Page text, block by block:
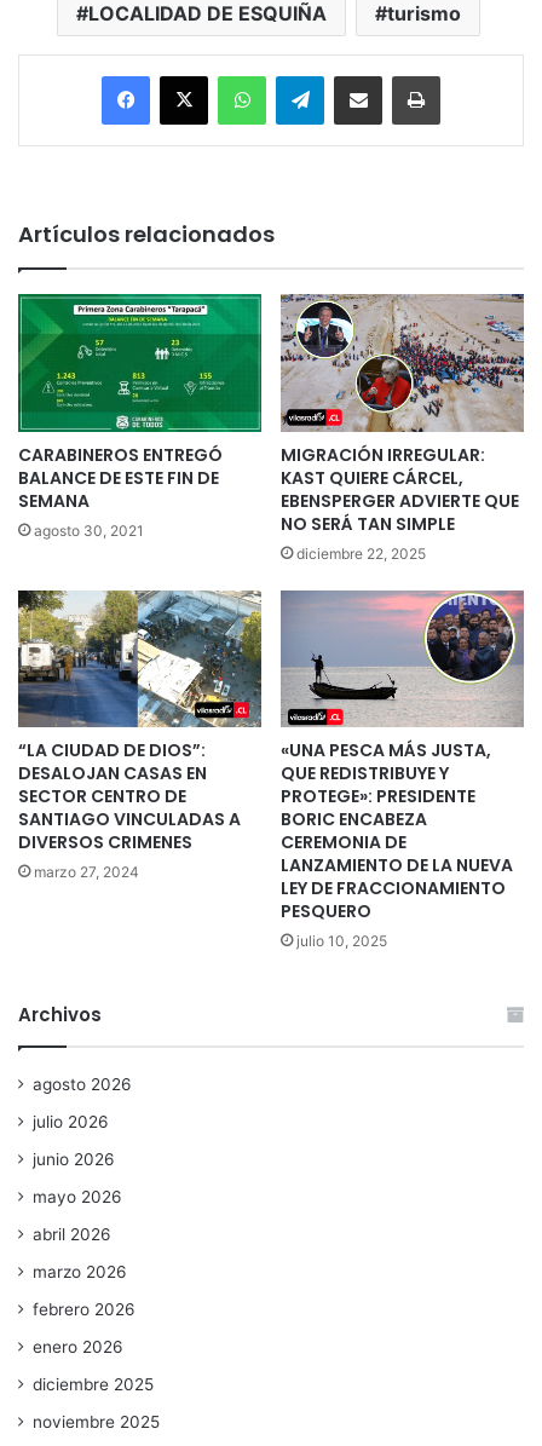
LOCALIDAD DE ESQUIÑA turismo
Facebook
X WhatsAppTelegramEnviar vía email Imprimir
Artículos relacionados
CARABINEROS ENTREGÓ
BALANCE DE ESTE FIN DE
SEMANA
agosto 30, 2021
MIGRACIÓN IRREGULAR:
KAST QUIERE CÁRCEL,
EBENSPERGER ADVIERTE QUE
NO SERÁ TAN SIMPLE
diciembre 22, 2025
“LA CIUDAD DE DIOS”:
DESALOJAN CASAS EN
SECTOR CENTRO DE
SANTIAGO VINCULADAS A
DIVERSOS CRIMENES
marzo 27, 2024
«UNA PESCA MÁS JUSTA,
QUE REDISTRIBUYE Y
PROTEGE»: PRESIDENTE
BORIC ENCABEZA
CEREMONIA DE
LANZAMIENTO DE LA NUEVA
LEY DE FRACCIONAMIENTO
PESQUERO
julio 10, 2025
Archivos
agosto 2026
julio 2026
junio 2026
mayo 2026
abril 2026
marzo 2026
febrero 2026
enero 2026
diciembre 2025
noviembre 2025